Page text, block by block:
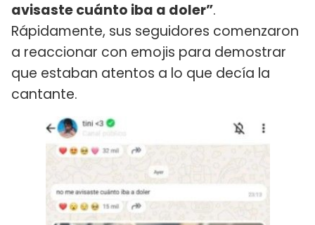
avisaste cuánto iba a doler”.
Rápidamente, sus seguidores comenzaron
a reaccionar con emojis para demostrar
que estaban atentos a lo que decía la
cantante.